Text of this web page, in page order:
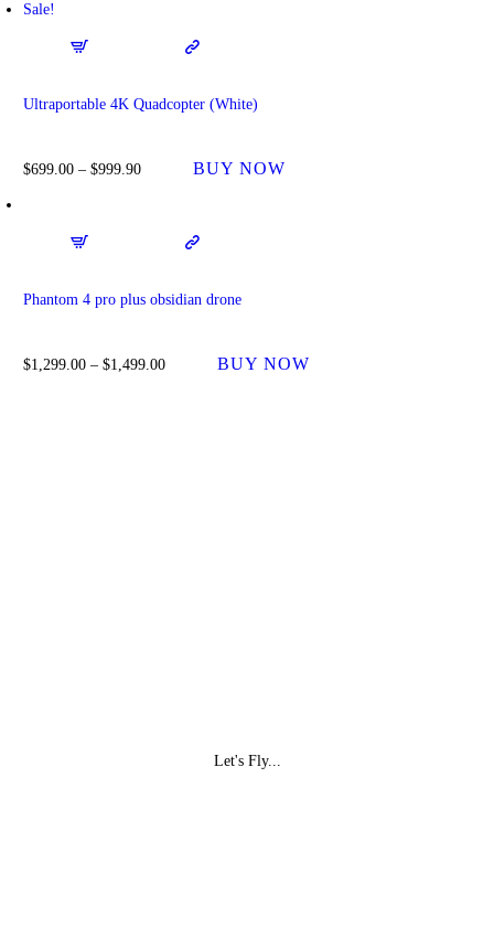
Sale!
Ultraportable 4K Quadcopter (White)
$699.00 – $999.90 BUY NOW
Phantom 4 pro plus obsidian drone
$1,299.00 – $1,499.00 BUY NOW
Let's Fly...